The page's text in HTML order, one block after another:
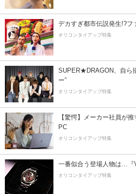
デカすぎ都市伝説発生!?フ
オリコンタイアップ特集
SUPER★DRAGON、自ら
ー”
オリコンタイアップ特集
【驚愕】メーカー社員が
PC
オリコンタイアップ特集
一番似合う登場人物は…『
オリコンタイアップ特集